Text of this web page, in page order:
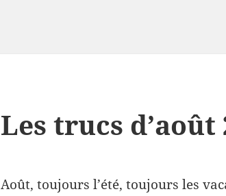
Les trucs d’août
Août, toujours l’été, toujours les